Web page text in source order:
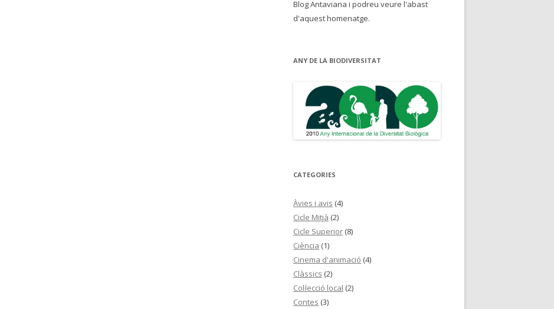
Blog Antaviana i podreu veure l'abast
d'aquest homenatge.
ANY DE LA BIODIVERSITAT
CATEGORIES
Àvies i avis (4)
Cicle Mitjà (2)
Cicle Superior (8)
Ciència (1)
Cinema d'animació (4)
Clàssics (2)
Col·lecció local (2)
Contes (3)